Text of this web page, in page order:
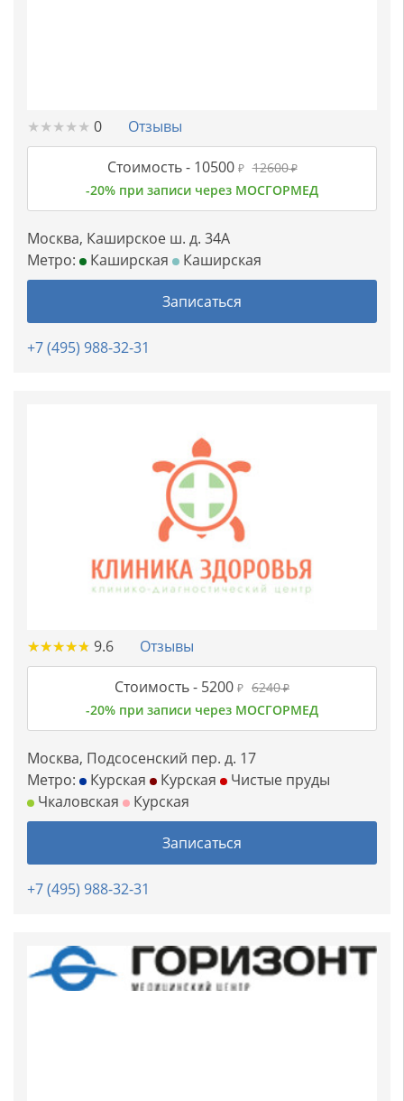
★★★★★
★★★★★ 0 Отзывы
Стоимость -10500 ₽ 12600₽
-20% при записи через МОСГОРМЕД
Москва, Каширское ш. д. 34А
Метро:
Каширская Каширская
Записаться
+7 (495) 988-32-31
★★★★★
★★★★★ 9.6 Отзывы
Стоимость - 5200 ₽ 6240₽
-20% при записи через МОСГОРМЕД
Москва, Подсосенский пер. д. 17
Метро:
Курская Курская
Чистые пруды
Чкаловская
Курская
Записаться
+7 (495) 988-32-31